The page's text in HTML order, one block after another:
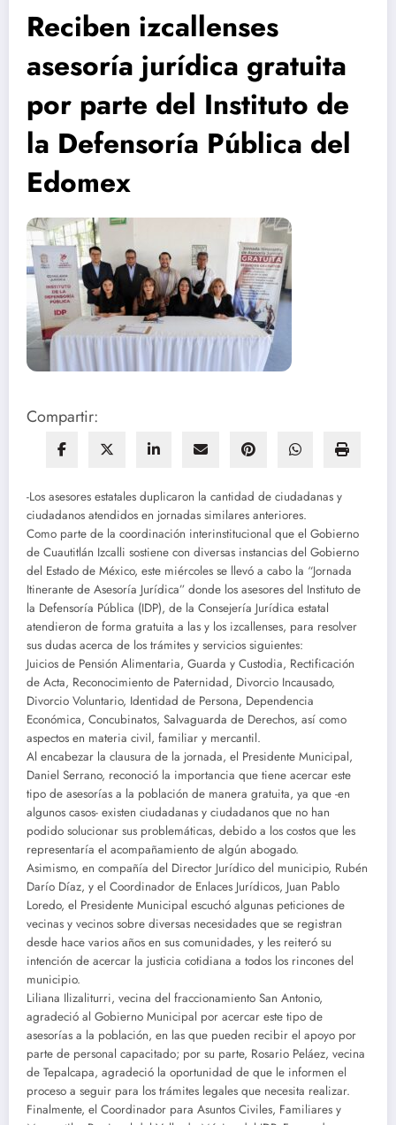
Reciben izcallenses
asesoría jurídica gratuita
por parte del Instituto de
la Defensoría Pública del
Edomex
Compartir:
-Los asesores estatales duplicaron la cantidad de ciudadanas y
ciudadanos atendidos en jornadas similares anteriores.
Como parte de la coordinación interinstitucional que el Gobierno
de Cuautitlán Izcalli sostiene con diversas instancias del Gobierno
del Estado de México, este miércoles se llevó a cabo la “Jornada
Itinerante de Asesoría Jurídica” donde los asesores del Instituto de
la Defensoría Pública (IDP), de la Consejería Jurídica estatal
atendieron de forma gratuita a las y los izcallenses, para resolver
sus dudas acerca de los trámites y servicios siguientes:
Juicios de Pensión Alimentaria, Guarda y Custodia, Rectificación
de Acta, Reconocimiento de Paternidad, Divorcio Incausado,
Divorcio Voluntario, Identidad de Persona, Dependencia
Económica, Concubinatos, Salvaguarda de Derechos, así como
aspectos en materia civil, familiar y mercantil.
Al encabezar la clausura de la jornada, el Presidente Municipal,
Daniel Serrano, reconoció la importancia que tiene acercar este
tipo de asesorías a la población de manera gratuita, ya que -en
algunos casos- existen ciudadanas y ciudadanos que no han
podido solucionar sus problemáticas, debido a los costos que les
representaría el acompañamiento de algún abogado.
Asimismo, en compañía del Director Jurídico del municipio, Rubén
Darío Díaz, y el Coordinador de Enlaces Jurídicos, Juan Pablo
Loredo, el Presidente Municipal escuchó algunas peticiones de
vecinas y vecinos sobre diversas necesidades que se registran
desde hace varios años en sus comunidades, y les reiteró su
intención de acercar la justicia cotidiana a todos los rincones del
municipio.
Liliana Ilizaliturri, vecina del fraccionamiento San Antonio,
agradeció al Gobierno Municipal por acercar este tipo de
asesorías a la población, en las que pueden recibir el apoyo por
parte de personal capacitado; por su parte, Rosario Peláez, vecina
de Tepalcapa, agradeció la oportunidad de que le informen el
proceso a seguir para los trámites legales que necesita realizar.
Finalmente, el Coordinador para Asuntos Civiles, Familiares y